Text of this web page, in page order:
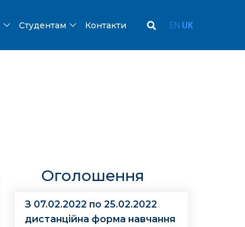
Студентам Контакти EN UK
Оголошення
З 07.02.2022 по 25.02.2022
дистанційна форма навчання